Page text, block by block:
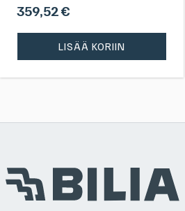
359,52€
LISÄÄ KORIIN